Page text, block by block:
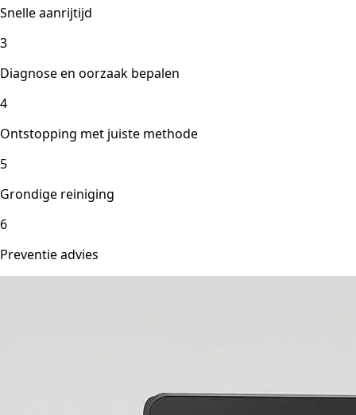
Snelle aanrijtijd
3
Diagnose en oorzaak bepalen
4
Ontstopping met juiste methode
5
Grondige reiniging
6
Preventie advies